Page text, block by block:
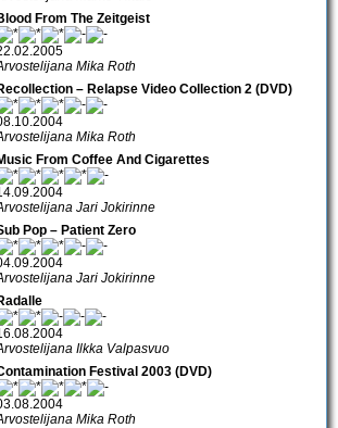
From The Zeitgeist
Mika Roth
– Relapse Video Collection 2 (DVD)
Mika Roth
From Coffee And Cigarettes
Jari Jokirinne
Pop – Patient Zero
Jari Jokirinne
Ilkka Valpasvuo
Festival 2003 (DVD)
Mika Roth